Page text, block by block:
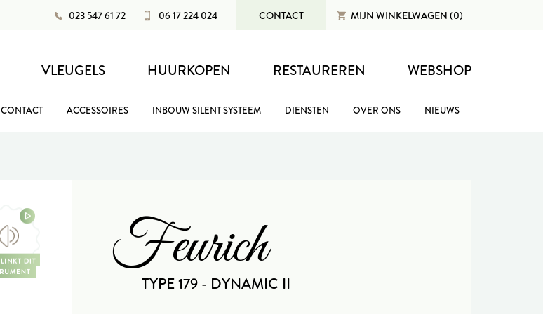
023 547 61 72 06 17 224 024 CONTACT MIJN WINKELWAGEN (0)
VLEUGELS HUURKOPEN RESTAUREREN WEBSHOP
CONTACT ACCESSOIRES INBOUW SILENT SYSTEEM DIENSTEN OVER ONS NIEUWS
Feurich
TYPE 179 - DYNAMIC II